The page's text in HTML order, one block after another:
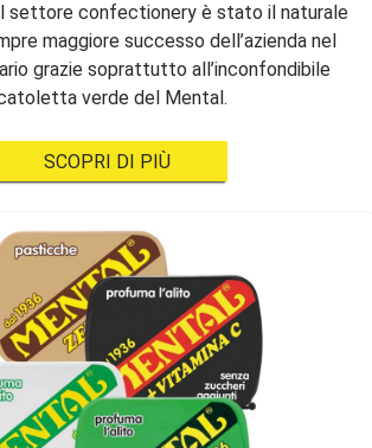
settore confectionery è stato il naturale
maggiore successo dell’azienda nel
grazie soprattutto all’inconfondibile
verde del Mental.
SCOPRI DI PIÙ